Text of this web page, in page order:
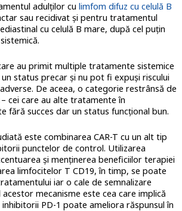
adulților cu limfom difuz cu celulă B
sau recidivat și pentru tratamentul
cu celulă B mare, după cel puțin
au primit multiple tratamente sistemice
status precar și nu pot fi expuși riscului
De aceea, o categorie restrânsă de
cei care au alte tratamente în
fără succes dar un status funcțional bun.
este combinarea CAR-T cu un alt tip
punctelor de control. Utilizarea
și menținerea beneficiilor terapiei
limfocitelor T CD19, în timp, se poate
iar o cale de semnalizare
mecanisme este cea care implică
inhibitorii PD-1 poate ameliora răspunsul în